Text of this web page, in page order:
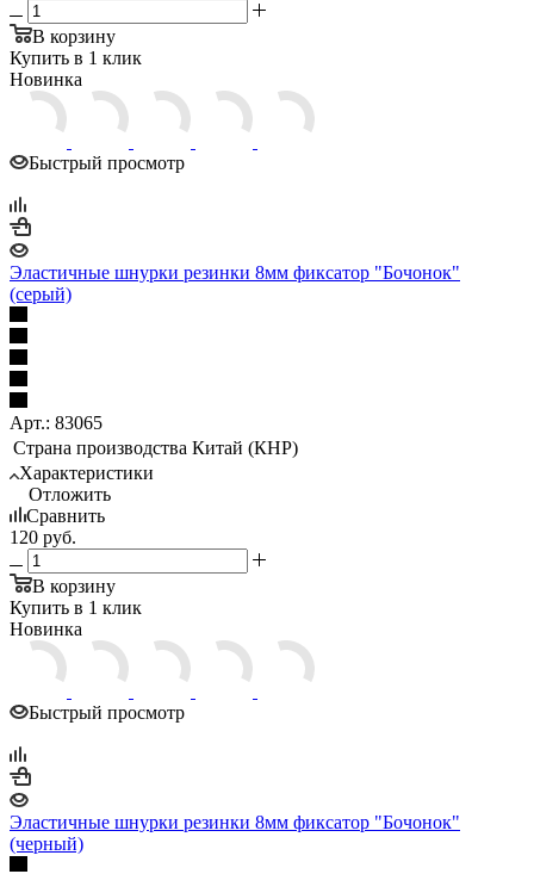
В корзину
Купить в 1 клик
Новинка
Быстрый просмотр
Эластичные шнурки резинки 8мм фиксатор "Бочонок"
(серый)
Арт.: 83065
Страна производства Китай (КНР)
Характеристики
Отложить
Сравнить
120 руб.
В корзину
Купить в 1 клик
Новинка
Быстрый просмотр
Эластичные шнурки резинки 8мм фиксатор "Бочонок"
(черный)